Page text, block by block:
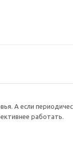
А если
работать.